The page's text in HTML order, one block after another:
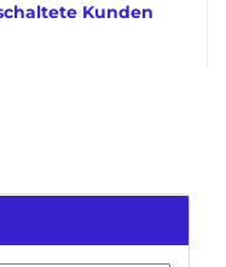
Kunden